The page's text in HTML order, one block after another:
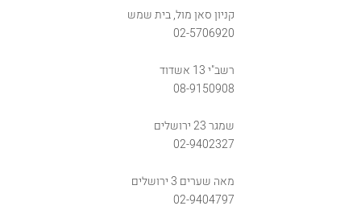
קניון סאן מול, בית שמש
02-5706920
רשב"י 13 אשדוד
08-9150908
שמגר 23 ירושלים
02-9402327
מאה שערים 3 ירושלים
02-9404797